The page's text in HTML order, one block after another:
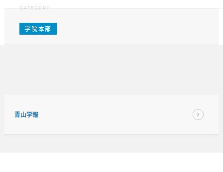
CATEGORY
学院本部
青山学報